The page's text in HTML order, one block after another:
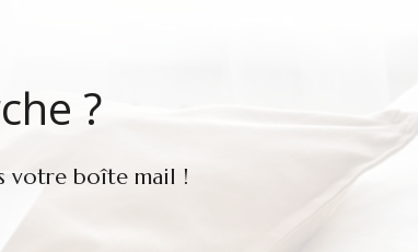
?
votre boîte mail !